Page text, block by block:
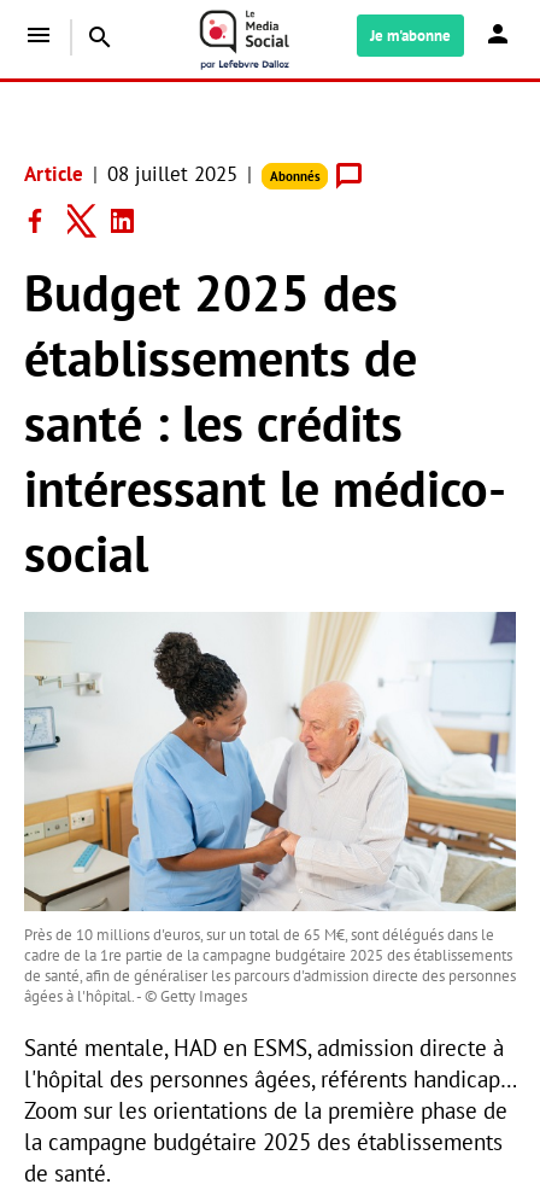
menu search Je m'abonne
Article 08 juillet 2025 Abonnés
Budget 2025 des
établissements de
santé : les crédits
intéressant le médico-
social
Près de 10 millions d'euros, sur un total de 65 M€, sont délégués dans le
cadre de la 1re partie de la campagne budgétaire 2025 des établissements
de santé, afin de généraliser les parcours d'admission directe des personnes
âgées à l'hôpital. - © Getty Images
Santé mentale, HAD en ESMS, admission directe à
l'hôpital des personnes âgées, référents handicap…
Zoom sur les orientations de la première phase de
la campagne budgétaire 2025 des établissements
de santé.